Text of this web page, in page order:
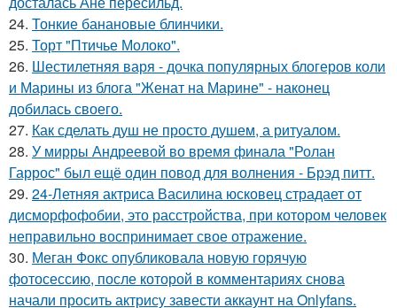
24. Тонкие банановые блинчики.
25. Торт "Птичье Молоко".
26. Шестилетняя варя - дочка популярных блогеров коли
и Марины из блога "Женат на Марине" - наконец
добилась своего.
27. Как сделать душ не просто душем, а ритуалом.
28. У мирры Андреевой во время финала "Ролан
Гаррос" был ещё один повод для волнения - Брэд питт.
29. 24-Летняя актриса Василина юсковец страдает от
дисморфофобии, это расстройства, при котором человек
неправильно воспринимает свое отражение.
30. Меган Фокс опубликовала новую горячую
фотосессию, после которой в комментариях снова
начали просить актрису завести аккаунт на Onlyfans.